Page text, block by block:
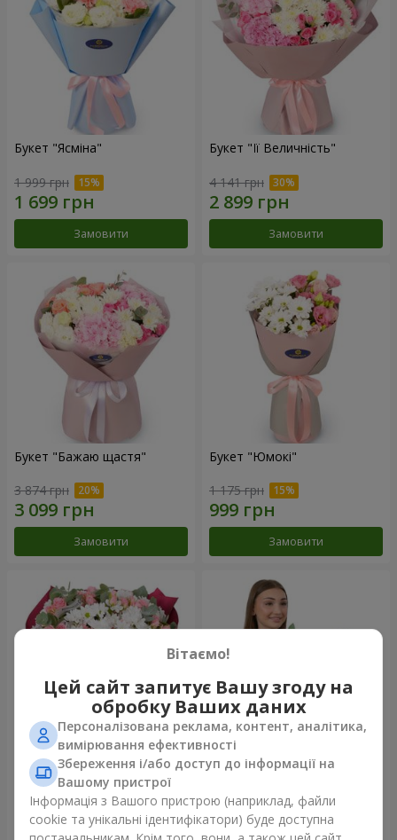
Букет "Ясміна"
1 999 грн
Замовити
Букет "Її Величність"
4 141 грн
Замовити
Букет "Бажаю щастя"
3 874 грн
Замовити
Букет "Юмокі"
1 175 грн
Замовити
Букет "Чарівність ніжності"
3 324 грн
Композиція "Білосніжна
гармонія"
2 799 грн
Вітаємо!
Цей сайт запитує Вашу згоду на
обробку Ваших даних
Персоналізована реклама, контент, аналітика,
вимірювання ефективності
Збереження і/або доступ до інформації на
Вашому пристрої
Інформація з Вашого пристрою (наприклад, файли
cookie та унікальні ідентифікатори) буде доступна